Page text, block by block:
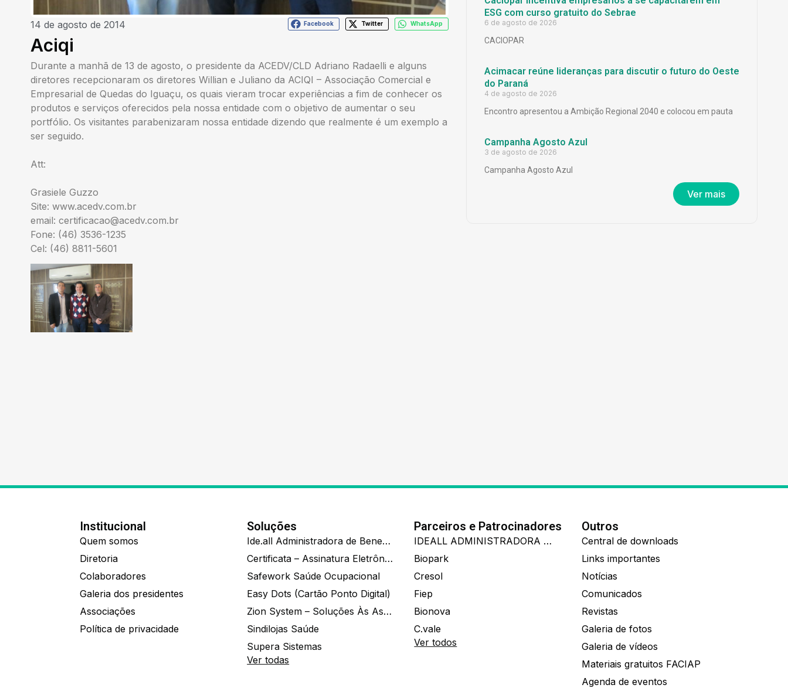
14 de agosto de 2014 Facebook Twitter WhatsApp
Aciqi
Durante a manhã de 13 de agosto, o presidente da ACEDV/CLD Adriano Radaelli e alguns
diretores recepcionaram os diretores Willian e Juliano da ACIQI – Associação Comercial e
Empresarial de Quedas do Iguaçu, os quais vieram trocar experiências a fim de conhecer os
produtos e serviços oferecidos pela nossa entidade com o objetivo de aumentar o seu
portfólio. Os visitantes parabenizaram nossa entidade dizendo que realmente é um exemplo a
ser seguido.
Att:
Grasiele Guzzo
Site: www.acedv.com.br
email: certificacao@acedv.com.br
Fone: (46) 3536-1235
Cel: (46) 8811-5601
ESG com curso gratuito do Sebrae
6 de agosto de 2026
CACIOPAR
Acimacar reúne lideranças para discutir o futuro do Oeste
do Paraná
4 de agosto de 2026
Encontro apresentou a Ambição Regional 2040 e colocou em pauta
Campanha Agosto Azul
3 de agosto de 2026
Campanha Agosto Azul
Ver mais
Institucional
Quem somos
Diretoria
Colaboradores
Galeria dos presidentes
Associações
Política de privacidade
Soluções
Ide.all Administradora de Benefícios
Certificata – Assinatura Eletrônica De Documentos
Safework Saúde Ocupacional
Easy Dots (Cartão Ponto Digital)
Zion System – Soluções Às Associações E Empresas
Sindilojas Saúde
Supera Sistemas
Ver todas
Parceiros e Patrocinadores
IDEALL ADMINISTRADORA DE BENEFÍCIOS
Biopark
Cresol
Fiep
Bionova
C.vale
Ver todos
Outros
Central de downloads
Links importantes
Notícias
Comunicados
Revistas
Galeria de fotos
Galeria de vídeos
Materiais gratuitos FACIAP
Agenda de eventos